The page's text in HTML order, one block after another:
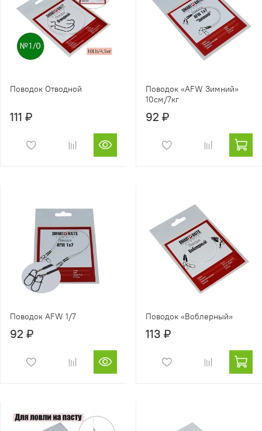
Поводок Отводной
111 ₽
Поводок «AFW Зимний»
10см/7кг
92 ₽
Поводок AFW 1/7
92 ₽
Поводок «Воблерный»
113 ₽